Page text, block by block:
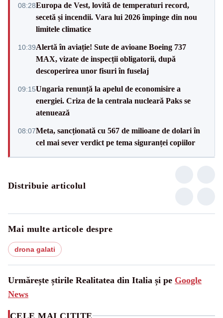
08:28Europa de Vest, lovită de temperaturi record,
secetă și incendii. Vara lui 2026 împinge din nou
limitele climatice
10:39Alertă în aviație! Sute de avioane Boeing 737
MAX, vizate de inspecții obligatorii, după
descoperirea unor fisuri în fuselaj
09:15Ungaria renunță la apelul de economisire a
energiei. Criza de la centrala nucleară Paks se
atenuează
08:07Meta, sancționată cu 567 de milioane de dolari în
cel mai sever verdict pe tema siguranței copiilor
Distribuie articolul
Mai multe articole despre
drona galati
Urmărește știrile Realitatea din Italia și pe Google
News
CELE MAI CITITE